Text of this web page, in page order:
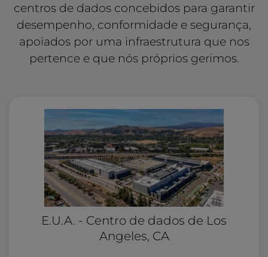
centros de dados concebidos para garantir
desempenho, conformidade e segurança,
apoiados por uma infraestrutura que nos
pertence e que nós próprios gerimos.
E.U.A. - Centro de dados de Los
Angeles, CA